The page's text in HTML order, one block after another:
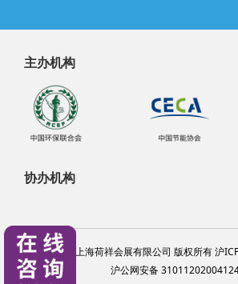
主办机构
协办机构
@2024 上海荷祥会展有限公司 版权所有 沪
沪公网安备